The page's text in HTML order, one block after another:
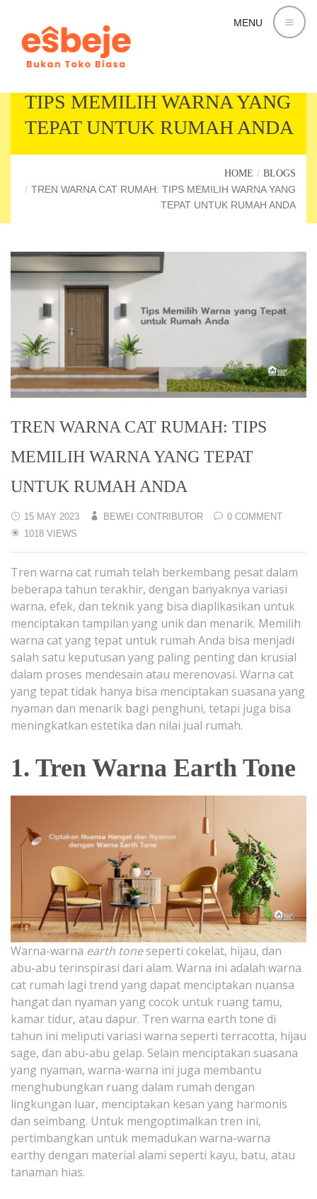
MENU
TIPS MEMILIH WARNA YANG
TEPAT UNTUK RUMAH ANDA
HOME BLOGS
TREN WARNA CAT RUMAH: TIPS MEMILIH WARNA YANG
TEPAT UNTUK RUMAH ANDA
TREN WARNA CAT RUMAH: TIPS
MEMILIH WARNA YANG TEPAT
UNTUK RUMAH ANDA
15 MAY 2023 BEWEI CONTRIBUTOR
0 COMMENT
1018 VIEWS
Tren warna cat rumah telah berkembang pesat dalam
beberapa tahun terakhir, dengan banyaknya variasi
warna, efek, dan teknik yang bisa diaplikasikan untuk
menciptakan tampilan yang unik dan menarik. Memilih
warna cat yang tepat untuk rumah Anda bisa menjadi
salah satu keputusan yang paling penting dan krusial
dalam proses mendesain atau merenovasi. Warna cat
yang tepat tidak hanya bisa menciptakan suasana yang
nyaman dan menarik bagi penghuni, tetapi juga bisa
meningkatkan estetika dan nilai jual rumah.
1. Tren Warna Earth Tone
Warna-warna earth toneseperti cokelat, hijau, dan
abu-abu terinspirasi dari alam. Warna ini adalah warna
cat rumah lagi trend yang dapat menciptakan nuansa
hangat dan nyaman yang cocok untuk ruang tamu,
kamar tidur, atau dapur. Tren warna earth tone di
tahun ini meliputi variasi warna seperti terracotta, hijau
sage, dan abu-abu gelap. Selain menciptakan suasana
yang nyaman, warna-warna ini juga membantu
menghubungkan ruang dalam rumah dengan
lingkungan luar, menciptakan kesan yang harmonis
dan seimbang. Untuk mengoptimalkan tren ini,
pertimbangkan untuk memadukan warna-warna
earthy dengan material alami seperti kayu, batu, atau
tanaman hias.